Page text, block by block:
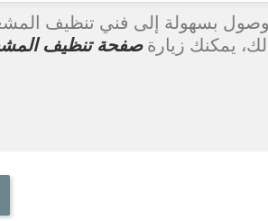
بسهولة إلى فني تنظيف
يمكنك زيارةصفحة تنظيف